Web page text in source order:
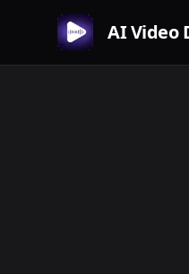
AI Video